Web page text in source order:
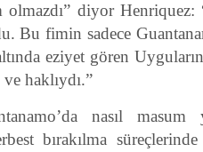
diyor Henriquez:
Bu fimin sadece
eziyet gören
haklıydı.”
nasıl masum
bırakılma